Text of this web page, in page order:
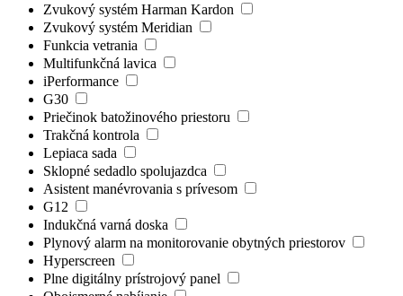
Zvukový systém Harman Kardon
Zvukový systém Meridian
Funkcia vetrania
Multifunkčná lavica
iPerformance
G30
Priečinok batožinového priestoru
Trakčná kontrola
Lepiaca sada
Sklopné sedadlo spolujazdca
Asistent manévrovania s prívesom
G12
Indukčná varná doska
Plynový alarm na monitorovanie obytných priestorov
Hyperscreen
Plne digitálny prístrojový panel